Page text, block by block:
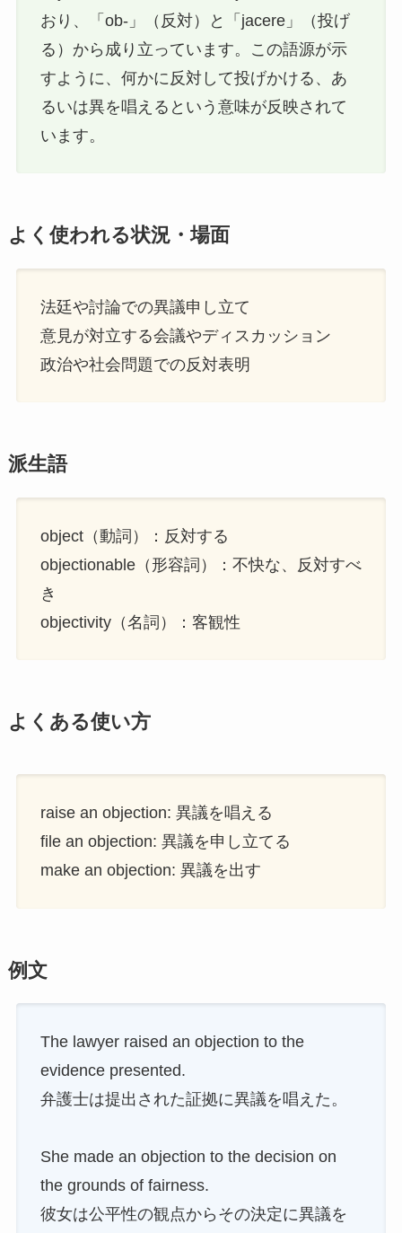
おり、「ob-」（反対）と「jacere」（投げ
る）から成り立っています。この語源が示
すように、何かに反対して投げかける、あ
るいは異を唱えるという意味が反映されて
います。
よく使われる状況・場面
法廷や討論での異議申し立て
意見が対立する会議やディスカッション
政治や社会問題での反対表明
派生語
object（動詞）：反対する
objectionable（形容詞）：不快な、反対すべ
き
objectivity（名詞）：客観性
よくある使い方
raise an objection: 異議を唱える
file an objection: 異議を申し立てる
make an objection: 異議を出す
例文
The lawyer raised an objection to the
evidence presented.
弁護士は提出された証拠に異議を唱えた。
She made an objection to the decision on
the grounds of fairness.
彼女は公平性の観点からその決定に異議を